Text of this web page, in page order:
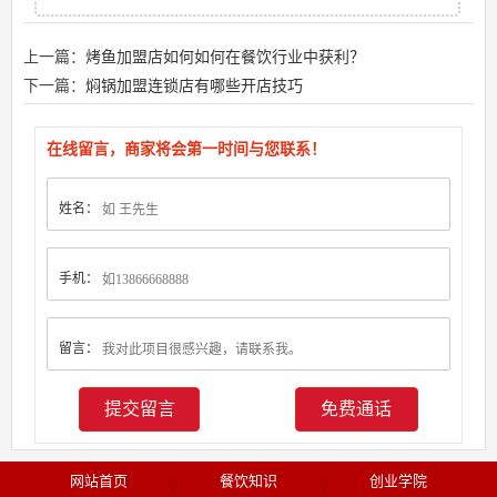
上一篇： 烤鱼加盟店如何如何在餐饮行业中获利？
下一篇： 焖锅加盟连锁店有哪些开店技巧
在线留言，商家将会第一时间与您联系！
姓名：
手机：
留言：
免费通话
网站首页 餐饮知识 创业学院